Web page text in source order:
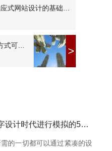
成都做网站：响应式网站设计的基础知识_极简慕枫
>
成都网站定制：5种网站设计方式可以鼓励访问者花更多钱_极简慕枫
成都高端网站建设：在数字设计时代进行模拟的5个理由_极简慕枫
的一切都可以通过紧凑的设